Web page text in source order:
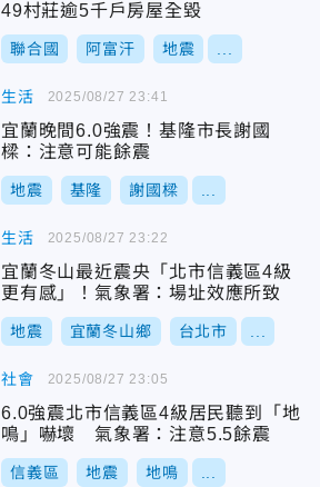
49村莊逾5千戶房屋全毀
聯合國 阿富汗 地震
生活
宜蘭晚間6.0強震！基隆市長謝國
樑：注意可能餘震
地震 基隆 謝國樑
2025/08/27 23:41
生活
宜蘭冬山最近震央「北市信義區4級
更有感」！氣象署：場址效應所致
地震 宜蘭冬山鄉 台北市
2025/08/27 23:22
社會
6.0強震北市信義區4級居民聽到「地
鳴」嚇壞 氣象署：注意5.5餘震
信義區 地震 地鳴
2025/08/27 23:05